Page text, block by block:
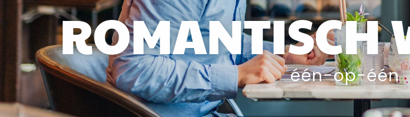
ROMANTISCH
één-op-één